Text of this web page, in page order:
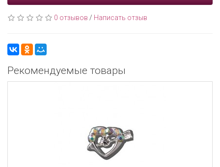
0 отзывов / Написать отзыв
Рекомендуемые товары